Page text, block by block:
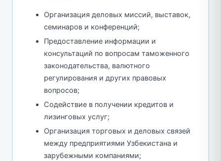
Организация деловых миссий, выставок,
семинаров и конференций;
Предоставление информации и
консультаций по вопросам таможенного
законодательства, валютного
регулирования и других правовых
вопросов;
Содействие в получении кредитов и
лизинговых услуг;
Организация торговых и деловых связей
между предприятиями Узбекистана и
зарубежными компаниями;